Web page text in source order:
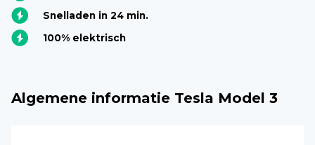
Snelladen in 24 min.
100% elektrisch
Algemene informatie Tesla Model 3